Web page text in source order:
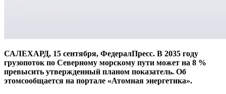
САЛЕХАРД, 15 сентября, ФедералПресс. В 2035 году
грузопоток по Северному морскому пути может на 8 %
превысить утвержденный планом показатель. Об
этомсообщается на портале «Атомная энергетика».